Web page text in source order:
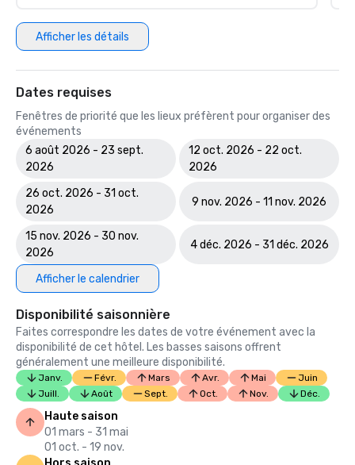
Afficher les détails
Dates requises
Fenêtres de priorité que les lieux préfèrent pour organiser des
événements
6 août 2026 - 23 sept.
2026
12 oct. 2026 - 22 oct.
2026
26 oct. 2026 - 31 oct.
2026
9 nov. 2026 - 11 nov. 2026
15 nov. 2026 - 30 nov.
2026
4 déc. 2026 - 31 déc. 2026
Afficher le calendrier
Disponibilité saisonnière
Faites correspondre les dates de votre événement avec la
disponibilité de cet hôtel. Les basses saisons offrent
généralement une meilleure disponibilité.
Janv. Févr. Mars Avr. Mai
Juin
Juill.
Août Sept. Oct. Nov. Déc.
Haute saison
01 mars - 31 mai
01 oct. - 19 nov.